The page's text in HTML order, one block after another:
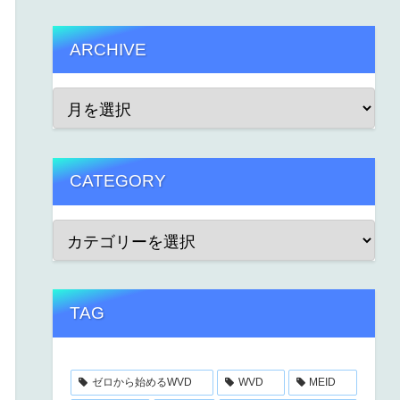
ARCHIVE
CATEGORY
TAG
ゼロから始めるWVD WVD MEID